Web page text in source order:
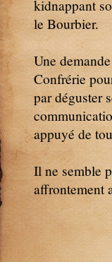
kidnappant
le Bourbier.
Une
Confrérie
par déguster
appuyé de
Il ne semble
affrontement